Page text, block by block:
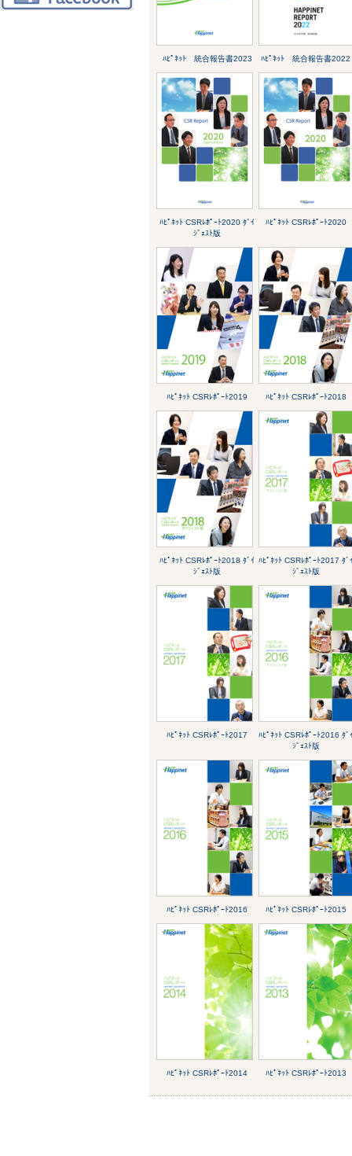
ﾊﾋﾟﾈｯﾄ 統合報告書2023 ﾊﾋﾟﾈｯﾄ 統合報告書2022
ﾊﾋﾟﾈｯﾄ CSRﾚﾎﾟｰﾄ2020 ﾀﾞｲ
ｼﾞｪｽﾄ版
ﾊﾋﾟﾈｯﾄ CSRﾚﾎﾟｰﾄ2020
ﾊﾋﾟﾈｯﾄ CSRﾚﾎﾟｰﾄ2019 ﾊﾋﾟﾈｯﾄ CSRﾚﾎﾟｰﾄ2018
ﾊﾋﾟﾈｯﾄ CSRﾚﾎﾟｰﾄ2018 ﾀﾞｲ
ｼﾞｪｽﾄ版
ﾊﾋﾟﾈｯﾄ CSRﾚﾎﾟｰﾄ2017 ﾀﾞ
ｼﾞｪｽﾄ版
ﾊﾋﾟﾈｯﾄ CSRﾚﾎﾟｰﾄ2017
ﾊﾋﾟﾈｯﾄ CSRﾚﾎﾟｰﾄ2016 ﾀﾞ
ｼﾞｪｽﾄ版
ﾊﾋﾟﾈｯﾄ CSRﾚﾎﾟｰﾄ2016 ﾊﾋﾟﾈｯﾄ CSRﾚﾎﾟｰﾄ2015
ﾊﾋﾟﾈｯﾄ CSRﾚﾎﾟｰﾄ2014 ﾊﾋﾟﾈｯﾄ CSRﾚﾎﾟｰﾄ2013